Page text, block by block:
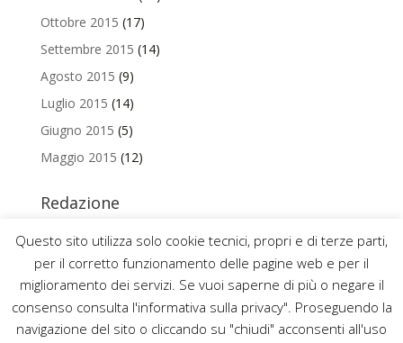
Ottobre 2015 (17)
Settembre 2015 (14)
Agosto 2015 (9)
Luglio 2015 (14)
Giugno 2015 (5)
Maggio 2015 (12)
Redazione
uniamo@uniurb.it
2016 ©UNIVERSITÀ DEGLI STUDI DI URBINO CARLO BO
Questo sito utilizza solo cookie tecnici, propri e di terze parti,
per il corretto funzionamento delle pagine web e per il
miglioramento dei servizi. Se vuoi saperne di più o negare il
consenso consulta l'informativa sulla privacy". Proseguendo la
navigazione del sito o cliccando su "chiudi" acconsenti all'uso